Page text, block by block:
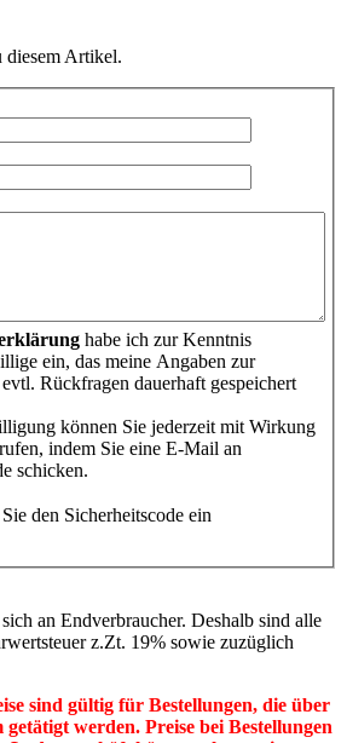
diesem Artikel.
habe ich zur Kenntnis
ein, das meine Angaben zur
Rückfragen dauerhaft gespeichert
können Sie jederzeit mit Wirkung
indem Sie eine E-Mail an
schicken.
den Sicherheitscode ein
an Endverbraucher. Deshalb sind alle
z.Zt. 19% sowie zuzüglich
sind gültig für Bestellungen, die über
getätigt werden. Preise bei Bestellungen